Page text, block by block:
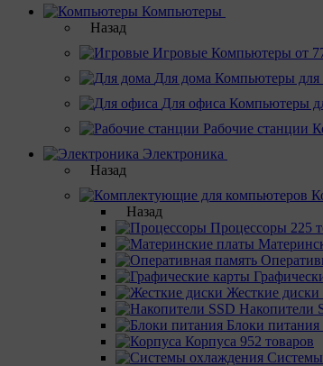
Компьютеры
Назад
Игровые Компьютеры от
Для дома Компьютеры для
Для офиса Компьютеры
Рабочие станции
Электроника
Назад
Назад
Процессоры 225
Жесткие диски
Накопители
Блоки питания
Корпуса 952 товаров